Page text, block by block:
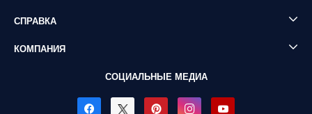
СПРАВКА
КОМПАНИЯ
СОЦИАЛЬНЫЕ МЕДИА